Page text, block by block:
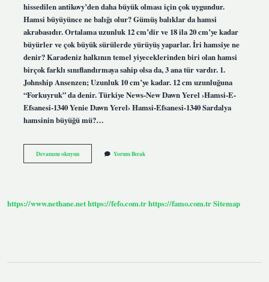
hissedilen antikovy’den daha büyük olması için çok uygundur.
Hamsi büyüyünce ne balığı olur? Gümüş balıklar da hamsi
akrabasıdır. Ortalama uzunluk 12 cm’dir ve 18 ila 20 cm’ye kadar
büyürler ve çok büyük sürülerde yürüyüş yaparlar. İri hamsiye ne
denir? Karadeniz halkının temel yiyeceklerinden biri olan hamsi
birçok farklı sınıflandırmaya sahip olsa da, 3 ana tür vardır. 1.
Johnship Ansenzen; Uzunluk 10 cm’ye kadar. 12 cm uzunluğuna
“Forkuyruk” da denir. Türkiye News-New Dawn Yerel ›Hamsi-E-
Efsanesi-1340 Yenie Dawn Yerel› Hamsi-Efsanesi-1340 Sardalya
hamsinin büyüğü mü?…
Devamını okuyunHamsinin
Büyüğü
Yorum Bırak
https://www.nethane.nethttps://fefo.com.trhttps://famo.com.trSitemap